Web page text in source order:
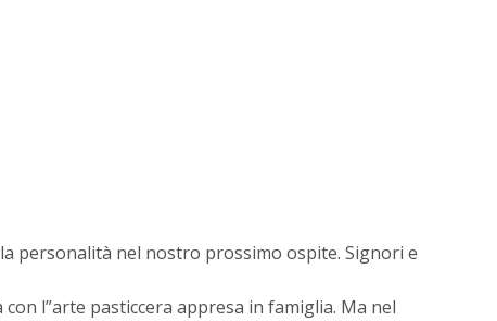
personalità nel nostro prossimo ospite. Signori e
l”arte pasticcera appresa in famiglia. Ma nel